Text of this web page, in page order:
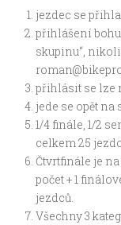
jezdec se
přihlášení
skupinu“,
přihlásit se lze
jede se opět na
1/4 finále, 1/2
celkem 25
Čtvrtfinále je
počet + 1
jezdců.
Všechny 3